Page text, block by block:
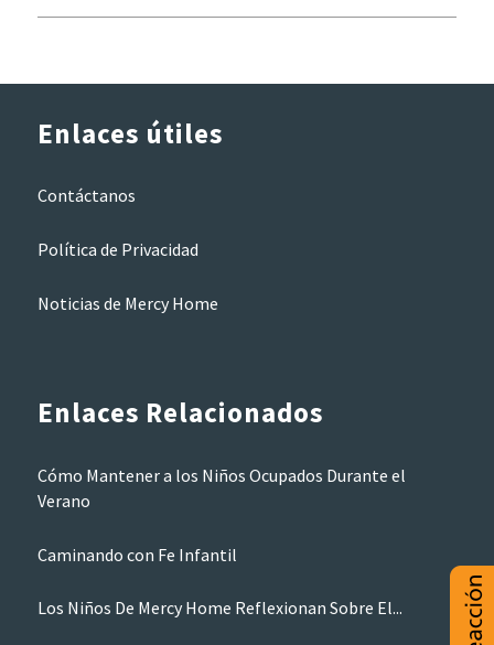
Enlaces útiles
Contáctanos
Política de Privacidad
Noticias de Mercy Home
Enlaces Relacionados
Cómo Mantener a los Niños Ocupados Durante el
Verano
Caminando con Fe Infantil
Los Niños De Mercy Home Reflexionan Sobre El...